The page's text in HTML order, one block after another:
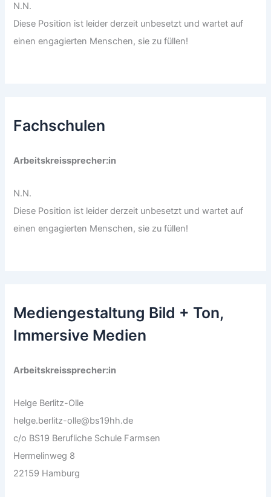
N.N.
Diese Position ist leider derzeit unbesetzt und wartet auf
einen engagierten Menschen, sie zu füllen!
Fachschulen
Arbeitskreissprecher:in
N.N.
Diese Position ist leider derzeit unbesetzt und wartet auf
einen engagierten Menschen, sie zu füllen!
Mediengestaltung Bild + Ton,
Immersive Medien
Arbeitskreissprecher:in
Helge Berlitz-Olle
helge.berlitz-olle@bs19hh.de
c/o BS19 Berufliche Schule Farmsen
Hermelinweg 8
22159 Hamburg